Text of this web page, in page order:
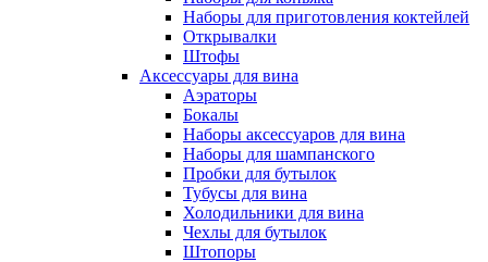
Наборы для приготовления коктейлей
Открывалки
Штофы
Аксессуары для вина
Аэраторы
Бокалы
Наборы аксессуаров для вина
Наборы для шампанского
Пробки для бутылок
Тубусы для вина
Холодильники для вина
Чехлы для бутылок
Штопоры